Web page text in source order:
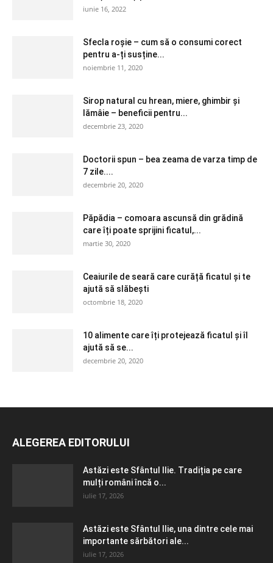
iunie 16, 2022
Sfecla roșie – cum să o consumi corect
pentru a-ți susține...
noiembrie 11, 2020
Sirop natural cu hrean, miere, ghimbir și
lămâie – beneficii pentru...
decembrie 23, 2020
Doctorii spun – bea zeama de varza timp de
7 zile....
decembrie 20, 2020
Păpădia – comoara ascunsă din grădină
care îți poate sprijini ficatul,...
martie 30, 2020
Ceaiurile de seară care curăță ficatul și te
ajută să slăbești
octombrie 18, 2020
10 alimente care îți protejează ficatul și îl
ajută să se...
decembrie 20, 2020
ALEGEREA EDITORULUI
Astăzi este Sfântul Ilie. Tradiția pe care
mulți români încă o...
iulie 17, 2026
Astăzi este Sfântul Ilie, una dintre cele mai
importante sărbători ale...
iulie 17, 2026